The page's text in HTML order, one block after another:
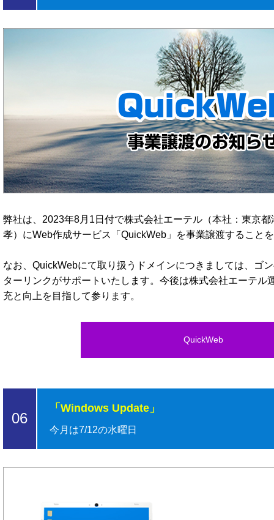
弊社は、2023年8月1日付で株式会社エーテル（本社：東京
孝）にWeb作成サービス「QuickWeb」を事業譲渡すること
なお、QuickWebにて取り扱うドメインにつきましては、ゴ
ターリンクがサポートいたします。今後は株式会社エーテル
充と向上を目指して参ります。
QuickWeb
06
「Windows Update」
今月は7/12の水曜日